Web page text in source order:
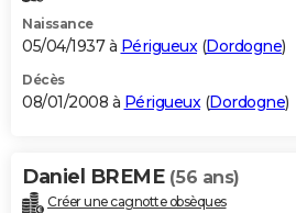
Naissance
05/04/1937 à Périgueux(Dordogne)
Décès
08/01/2008 à Périgueux(Dordogne)
Daniel BREME (56 ans)
Créer une cagnotte obsèques